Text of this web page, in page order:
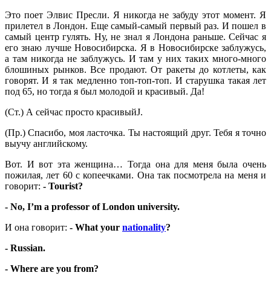
Это поет Элвис Пресли. Я никогда не забуду этот момент. Я
прилетел в Лондон. Еще самый-самый первый раз. И пошел в
самый центр гулять. Ну, не знал я Лондона раньше. Сейчас я
его знаю лучше Новосибирска. Я в Новосибирске заблужусь,
а там никогда не заблужусь. И там у них таких много-много
блошиных рынков. Все продают. От ракеты до котлеты, как
говорят. И я так медленно топ-топ-топ. И старушка такая лет
под 65, но тогда я был молодой и красивый. Да!
(Ст.) А сейчас просто красивыйJ.
(Пр.) Спасибо, моя ласточка. Ты настоящий друг. Тебя я точно
выучу английскому.
Вот. И вот эта женщина… Тогда она для меня была очень
пожилая, лет 60 с копеечками. Она так посмотрела на меня и
говорит: - Tourist?
- No, I’m a professor of London university.
И она говорит: - What your nationality?
- Russian.
- Where are you from?